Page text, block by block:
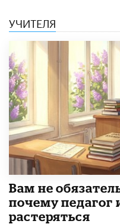
УЧИТЕЛЯ
​Вам не
почему педагог
растеряться